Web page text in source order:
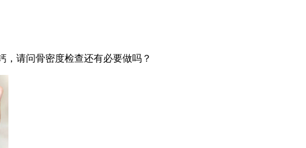
请问骨密度检查还有必要做吗？